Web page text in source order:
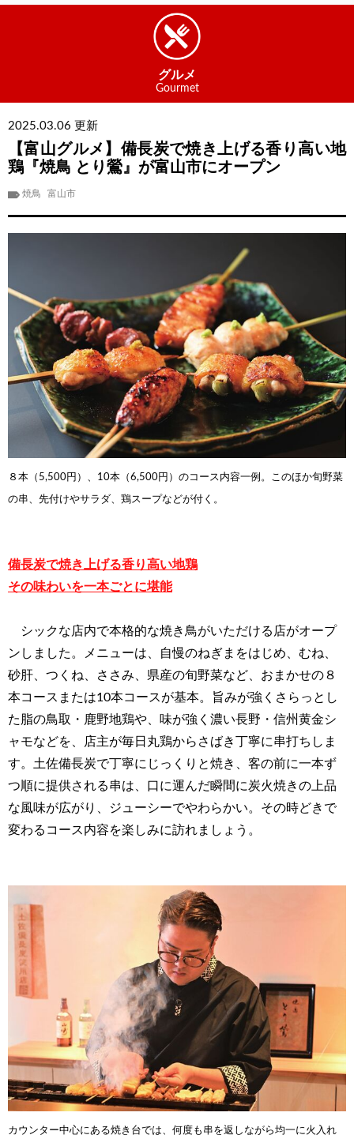
グルメ
Gourmet
2025.03.06 更新
【富山グルメ】備長炭で焼き上げる香り高い地
鶏『焼鳥 とり鶯』が富山市にオープン
焼鳥 富山市
８本（5,500円）、10本（6,500円）のコース内容一例。このほか旬野菜
の串、先付けやサラダ、鶏スープなどが付く。
備長炭で焼き上げる香り高い地鶏
その味わいを一本ごとに堪能
シックな店内で本格的な焼き鳥がいただける店がオープ
ンしました。メニューは、自慢のねぎまをはじめ、むね、
砂肝、つくね、ささみ、県産の旬野菜など、おまかせの８
本コースまたは10本コースが基本。旨みが強くさらっとし
た脂の鳥取・鹿野地鶏や、味が強く濃い長野・信州黄金シ
ャモなどを、店主が毎日丸鶏からさばき丁寧に串打ちしま
す。土佐備長炭で丁寧にじっくりと焼き、客の前に一本ず
つ順に提供される串は、口に運んだ瞬間に炭火焼きの上品
な風味が広がり、ジューシーでやわらかい。その時どきで
変わるコース内容を楽しみに訪れましょう。
カウンター中心にある焼き台では、何度も串を返しながら均一に火入れ